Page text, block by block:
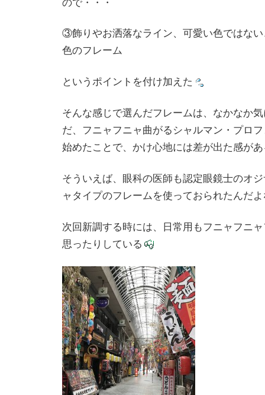
③飾りやお洒落なライン、可愛い色ではな
色のフレーム
というポイントを付け加えた
そんな感じで選んだフレームは、なかなか
だ、フニャフニャ曲がるシャルマン・プロ
始めたことで、かけ心地には差が出た感が
そういえば、眼科の医師も認定眼鏡士のオ
ャタイプのフレームを使っておられたんだ
次回新調する時には、日常用もフニャフニ
思ったりしている